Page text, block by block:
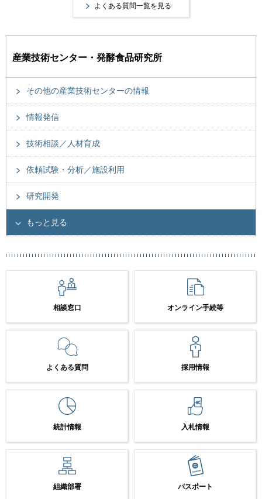
よくある質問一覧を見る
産業技術センター・発酵食品研究所
その他の産業技術センターの情報
情報発信
技術相談／人材育成
依頼試験・分析／施設利用
研究開発
もっと見る
相談窓口 オンライン手続等
よくある質問 採用情報
統計情報 入札情報
組織部署 パスポート